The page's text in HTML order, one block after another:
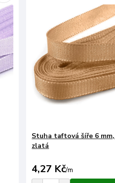
Stuha taftová šíře 6
zlatá
4,27 Kč/m